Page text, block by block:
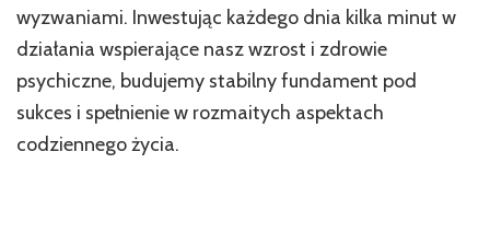
wyzwaniami. Inwestując każdego dnia kilka minut w
działania wspierające nasz wzrost i zdrowie
psychiczne, budujemy stabilny fundament pod
sukces i spełnienie w rozmaitych aspektach
codziennego życia.